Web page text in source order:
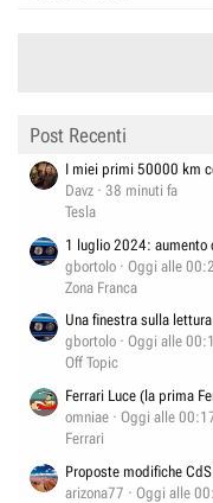
Post Recenti
I miei primi 50000 km
Davz
38 minuti fa
Tesla
1 luglio 2024: aumento
gbortolo
Oggi alle
Zona Franca
Una finestra sulla
gbortolo
Oggi alle
Off Topic
Ferrari Luce (la prima
omniae
Oggi alle
Ferrari
Proposte modifiche CdS
arizona77
Oggi alle